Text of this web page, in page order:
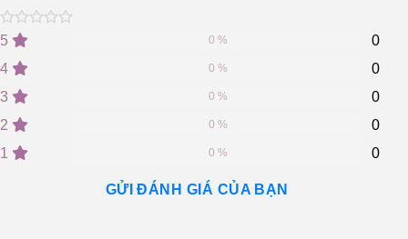
0
of
5
on
0
ratings
5 0
0 %
4 0
0 %
3 0
0 %
2 0
0 %
1 0
0 %
GỬI ĐÁNH GIÁ CỦA BẠN